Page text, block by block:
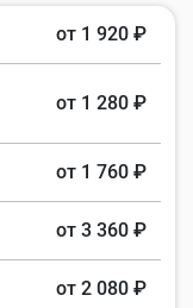
от 1 920 ₽
от 1 280 ₽
от 1 760 ₽
от 3 360 ₽
от 2 080 ₽